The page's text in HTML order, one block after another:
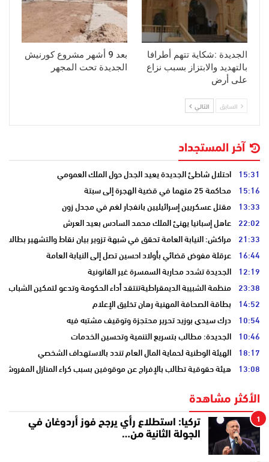
الجديدة :شكاية تتهم أطرافا
بالتهديد والابتزاز بسبب نزاع
على أرض
بعد 9 أشهر مشروع كورنيش
الجديدة تحت المجهر
السابق التالي
آخر المستجداد
15:31 احتلال شاطئ الجديدة يعيد الجدل حول الملك العمومي
15:16 محاكمة 25 متهما في قضية الهجرة إلى سبتة
13:33 مقتل عسكريين إسرائيليين بانفجار لغم في مجدل زون
22:02 عاهل إسبانيا يهنئ الملك محمد السادس بعيد العرش
21:33 مراكش: النيابة العامة تحقق في شبهة تزوير بيان نقاط والتشهير بطالب
16:44 عرقلة مفوض قضائي بأولاد احسين تصل إلى النيابة العامة
12:19 الجديدة تشدد محاربة السمسرة غير القانونية
23:38 منظمة الشبيبة الديمقراطيةتنتقد أداء الحكومة وتدعو لتمكين الشباب
14:52 بطاقة الصحافة المهنية رهان تخليق الإعلام
10:54 درك سيدي بوزيد تحرير محتجزة وتوقيف مشتبه فيه
10:46 الجديدة: مطالب بتسريع التنمية وتحسين الخدمات
18:17 الهيئة الوطنية لحماية المال العام تندد بالاستهداف الشخصي
13:08 هيئة حقوقية تطالب بالإفراج عن موقوفين بسبب كراء المنازل المفروشة
الأكثر مشاهدة
1
تركيا: استطلاع رأي يرجح فوز أردوغان في
الجولة الثانية من…